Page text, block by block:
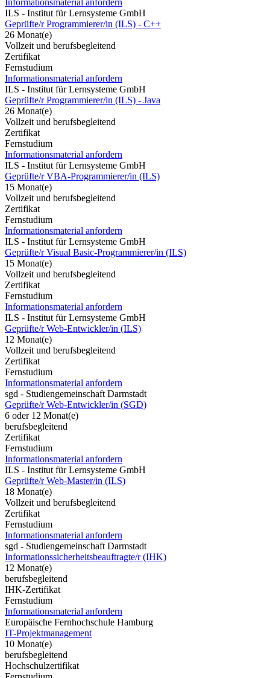
Informationsmaterial anfordern
ILS - Institut für Lernsysteme GmbH
Geprüfte/r Programmierer/in (ILS) - C++
26 Monat(e)
Vollzeit und berufsbegleitend
Zertifikat
Fernstudium
Informationsmaterial anfordern
ILS - Institut für Lernsysteme GmbH
Geprüfte/r Programmierer/in (ILS) - Java
26 Monat(e)
Vollzeit und berufsbegleitend
Zertifikat
Fernstudium
Informationsmaterial anfordern
ILS - Institut für Lernsysteme GmbH
Geprüfte/r VBA-Programmierer/in (ILS)
15 Monat(e)
Vollzeit und berufsbegleitend
Zertifikat
Fernstudium
Informationsmaterial anfordern
ILS - Institut für Lernsysteme GmbH
Geprüfte/r Visual Basic-Programmierer/in (ILS)
15 Monat(e)
Vollzeit und berufsbegleitend
Zertifikat
Fernstudium
Informationsmaterial anfordern
ILS - Institut für Lernsysteme GmbH
Geprüfte/r Web-Entwickler/in (ILS)
12 Monat(e)
Vollzeit und berufsbegleitend
Zertifikat
Fernstudium
Informationsmaterial anfordern
sgd - Studiengemeinschaft Darmstadt
Geprüfte/r Web-Entwickler/in (SGD)
6 oder 12 Monat(e)
berufsbegleitend
Zertifikat
Fernstudium
Informationsmaterial anfordern
ILS - Institut für Lernsysteme GmbH
Geprüfte/r Web-Master/in (ILS)
18 Monat(e)
Vollzeit und berufsbegleitend
Zertifikat
Fernstudium
Informationsmaterial anfordern
sgd - Studiengemeinschaft Darmstadt
Informationssicherheitsbeauftragte/r (IHK)
12 Monat(e)
berufsbegleitend
IHK-Zertifikat
Fernstudium
Informationsmaterial anfordern
Europäische Fernhochschule Hamburg
IT-Projektmanagement
10 Monat(e)
berufsbegleitend
Hochschulzertifikat